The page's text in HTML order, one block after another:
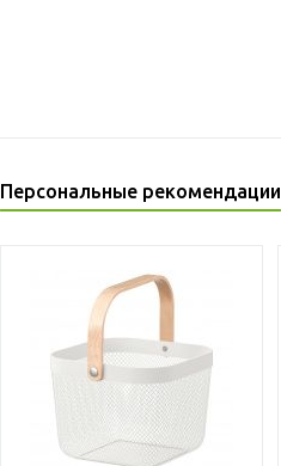
Персональные рекомендации